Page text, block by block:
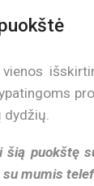
dydžių.
šią puokštę
mumis